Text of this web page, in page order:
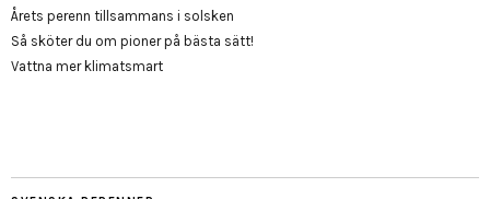
Årets perenn tillsammans i solsken
Så sköter du om pioner på bästa sätt!
Vattna mer klimatsmart